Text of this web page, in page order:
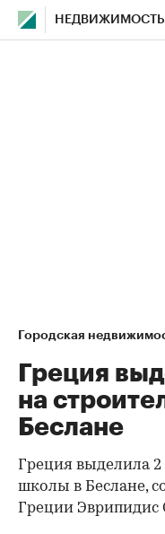
НЕДВИЖИМОСТЬ
Городская
Греция
на
Беслане
Греция выделила 2
школы в Беслане,
Греции Эврипидис